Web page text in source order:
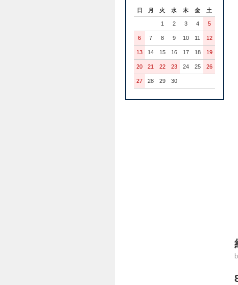
日 月 火 水 木 金 土
1 2 3 4 5
6 7 8 9 10 11 12
13 14 15 16 17 18 19
20 21 22 23 24 25 26
27 28 29 30